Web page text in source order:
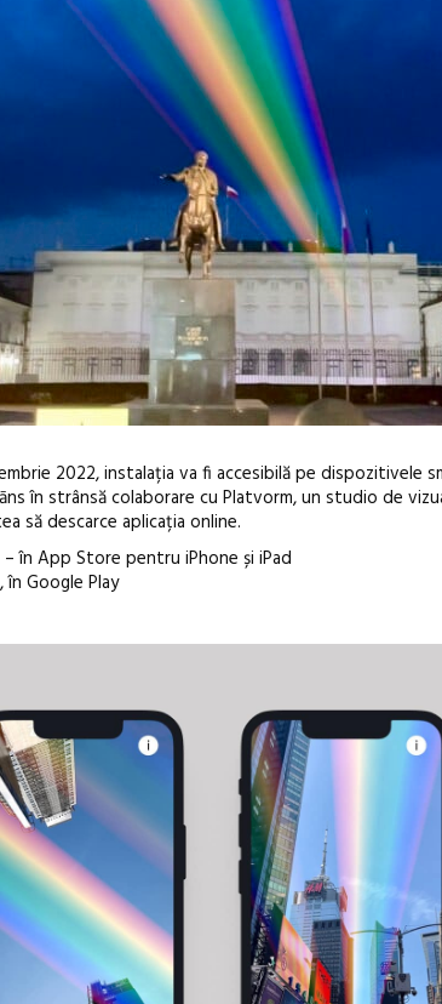
2022, instalația va fi accesibilă pe dispozitivele
în strânsă colaborare cu Platvorm, un studio de
să descarce aplicația online.
în App Store pentru iPhone și iPad
Google Play